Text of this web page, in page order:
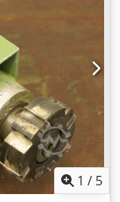
1 / 5